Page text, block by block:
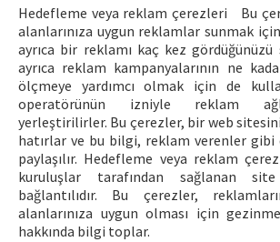
Hedefleme veya reklam çerezleri
Bu
alanlarınıza uygun reklamlar sunmak
ayrıca bir reklamı kaç kez gördüğünüzü
ayrıca reklam kampanyalarının ne
ölçmeye yardımcı olmak için de
operatörünün izniyle reklam
yerleştirilirler. Bu çerezler, bir web
hatırlar ve bu bilgi, reklam verenler gibi
paylaşılır. Hedefleme veya reklam
kuruluşlar tarafından sağlanan
bağlantılıdır. Bu çerezler,
alanlarınıza uygun olması için gezinme
hakkında bilgi toplar.